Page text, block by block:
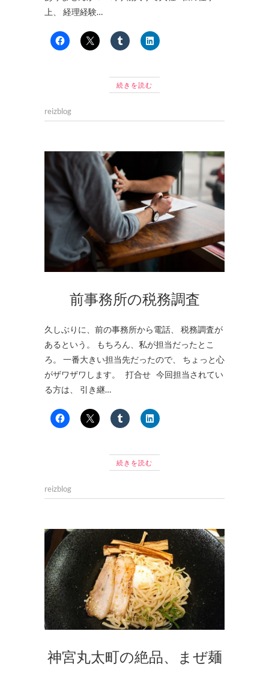
上、 経理経験…
続きを読む
reizblog
前事務所の税務調査
久しぶりに、前の事務所から電話、 税務調査が
あるという。 もちろん、私が担当だったとこ
ろ。 一番大きい担当先だったので、 ちょっと心
がザワザワします。 打合せ 今回担当されてい
る方は、 引き継…
続きを読む
reizblog
神宮丸太町の絶品、まぜ麺